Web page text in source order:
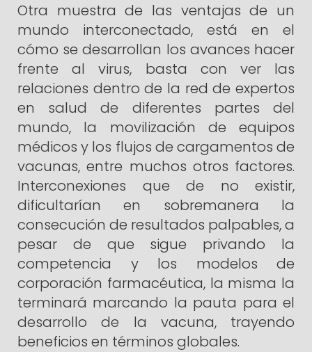
Otra muestra de las ventajas de un
mundo interconectado, está en el
cómo se desarrollan los avances hacer
frente al virus, basta con ver las
relaciones dentro de la red de expertos
en salud de diferentes partes del
mundo, la movilización de equipos
médicos y los flujos de cargamentos de
vacunas, entre muchos otros factores.
Interconexiones que de no existir,
dificultarían en sobremanera la
consecución de resultados palpables, a
pesar de que sigue privando la
competencia y los modelos de
corporación farmacéutica, la misma la
terminará marcando la pauta para el
desarrollo de la vacuna, trayendo
beneficios en términos globales.